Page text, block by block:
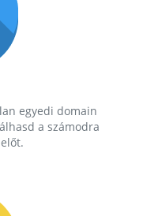
egyedi domain
a számodra